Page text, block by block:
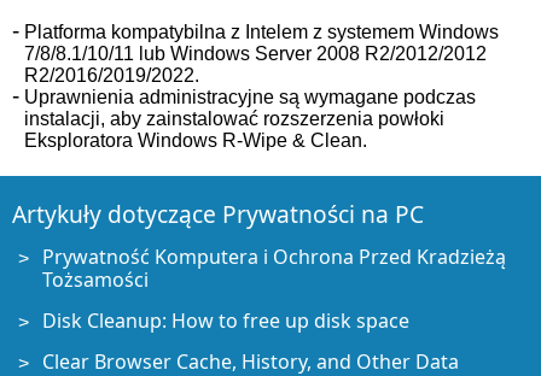
Platforma kompatybilna z Intelem z systemem Windows
7/8/8.1/10/11 lub Windows Server 2008 R2/2012/2012
R2/2016/2019/2022.
Uprawnienia administracyjne są wymagane podczas
instalacji, aby zainstalować rozszerzenia powłoki
Eksploratora Windows R-Wipe & Clean.
Artykuły dotyczące Prywatności na PC
Prywatność Komputera i Ochrona Przed Kradzieżą
Tożsamości
Disk Cleanup: How to free up disk space
Clear Browser Cache, History, and Other Data